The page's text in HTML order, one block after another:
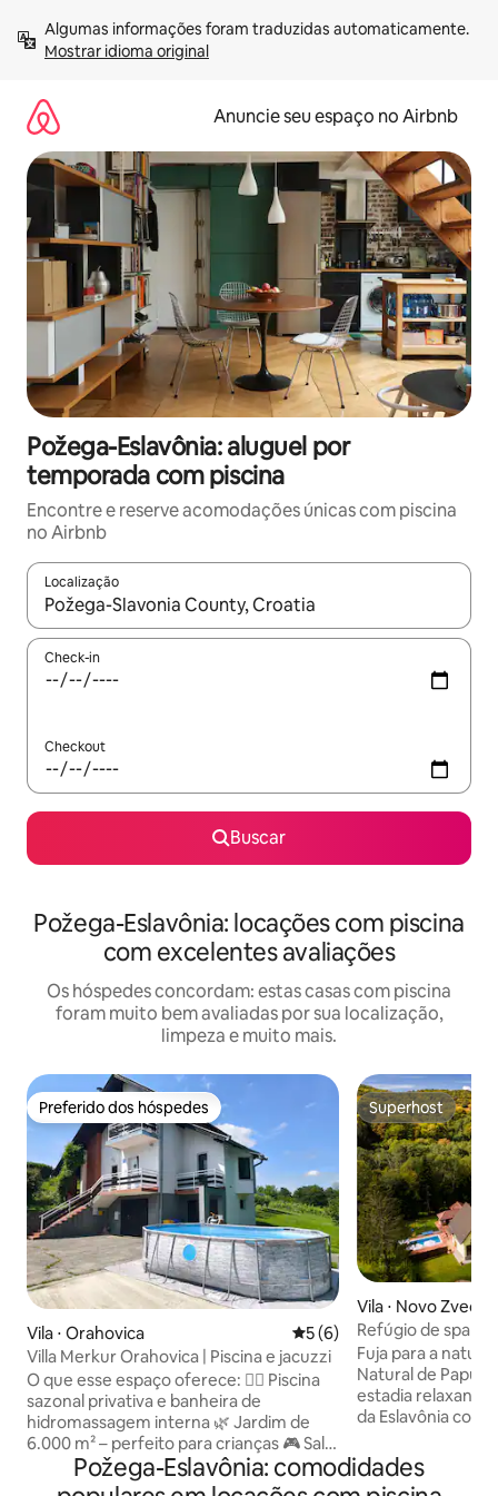
para
Mostrar idioma original
Anuncie seu espaço no Airbnb
Požega-Eslavônia: aluguel por
temporada com piscina
Encontre e reserve acomodações únicas com piscina
no Airbnb
Localização
Quando os resultados estiverem disponíveis, explore-os
Check-in
Checkout
Buscar
Požega-Eslavônia: locações com piscina
com excelentes avaliações
Os hóspedes concordam: estas casas com piscina
foram muito bem avaliadas por sua localização,
limpeza e muito mais.
Preferido dos hóspedes
Preferido dos hóspedes
Vila ⋅ Orahovica 5 de uma avaliação média
5 (6)
Villa Merkur Orahovica | Piscina e jacuzzi
O que esse espaço oferece: 🏊‍♂️ Piscina
sazonal privativa e banheira de
hidromassagem interna 🌿 Jardim de
6.000 m² – perfeito para crianças 🎮 Sala
de jogos com tênis de mesa, dardos e
equipamentos esportivos 👨‍👩‍👧Ótimo
Superhost
Superhost
Vila ⋅ Novo
Refúgio de spa e
com piscina
Fuja para a
Natural de Papuk
estadia relaxante
da Eslavônia
casa oferece
privativa coberta
Požega-Eslavônia: comodidades